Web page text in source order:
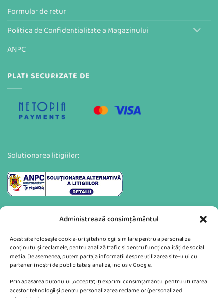
Administrează consimțământul
Acest site folosește cookie-uri și tehnologii similare pentru a personaliza
conținutul și reclamele, pentru analiză trafic și pentru funcționalități de social
media. De asemenea, putem partaja informații despre utilizarea site-ului cu
partenerii noștri de publicitate și analiză, inclusiv Google.
Prin apăsarea butonului „Acceptă”, îți exprimi consimțământul pentru utilizarea
acestor tehnologii și pentru personalizarea reclamelor (personalized
Formular de retur
Politica de Confidentialitate a Magazinului
ANPC
PLATI SECURIZATE DE
Solutionarea litigiilor:
Va putem sprijini si prin: